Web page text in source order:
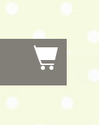
$